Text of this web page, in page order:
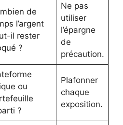
de
l’argent
il rester
?
Ne pas
utiliser
l’épargne
de
précaution.
ou
?
Plafonner
chaque
exposition.